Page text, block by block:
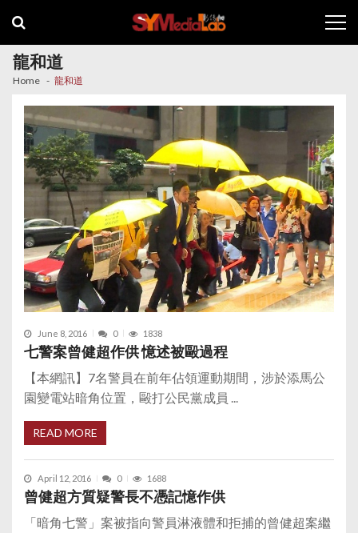
navigation
content
龍和道
Home 龍和道
June 8, 2016 0 1838
七警案曾健超作供 憶述被毆過程
【本網訊】7名警員在前年佔領運動期間，涉於添馬公
園變電站暗角位置，毆打公民黨成員 ...
READ MORE
April 12, 2016 0 1688
曾健超方質疑警長不憑記憶作供
「暗角七警」案被指向警員淋液體和拒捕的曾健超案繼